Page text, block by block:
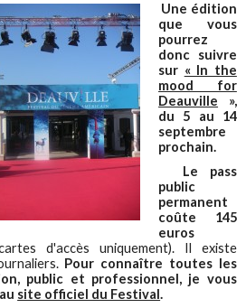
Une édition
que vous
pourrez
donc suivre
sur « In the
mood for
Deauville »,
du 5 au 14
septembre
prochain.
Le pass
public
permanent
coûte 145
euros
d'accès uniquement). Il existe
Pour connaître toutes les
public et professionnel, je vous
site officiel du Festival.